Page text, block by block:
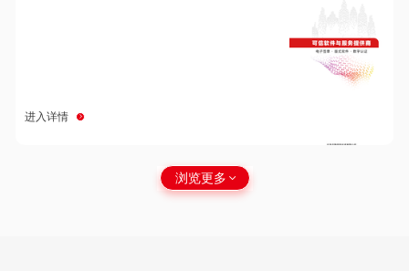
进入详情
浏览更多